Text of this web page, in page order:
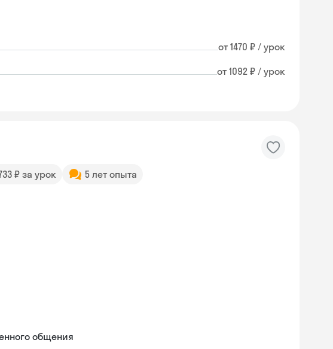
от 1470 ₽ / урок
от 1092 ₽ / урок
₽ за урок 5 лет опыта
общения